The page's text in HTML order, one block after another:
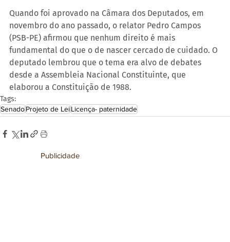
Quando foi aprovado na Câmara dos Deputados, em
novembro do ano passado, o relator Pedro Campos
(PSB-PE) afirmou que nenhum direito é mais
fundamental do que o de nascer cercado de cuidado. O
deputado lembrou que o tema era alvo de debates
desde a Assembleia Nacional Constituinte, que
elaborou a Constituição de 1988.
Tags:
SenadoProjeto de LeiLicença- paternidade
Publicidade